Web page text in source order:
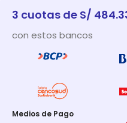
3 cuotas de S/
con estos bancos
Medios de Pago